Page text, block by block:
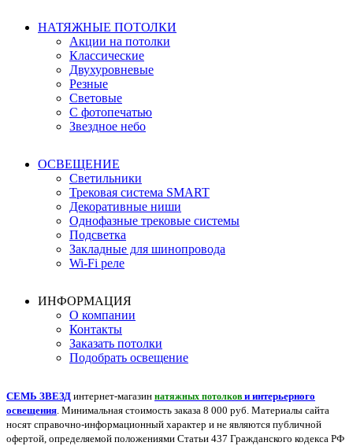
НАТЯЖНЫЕ ПОТОЛКИ
Акции на потолки
Классические
Двухуровневые
Резные
Световые
С фотопечатью
Звездное небо
ОСВЕЩЕНИЕ
Светильники
Трековая система SMART
Декоративные ниши
Однофазные трековые системы
Подсветка
Закладные для шинопровода
Wi-Fi реле
ИНФОРМАЦИЯ
О компании
Контакты
Заказать потолки
Подобрать освещение
СЕМЬ ЗВЕЗД интернет-магазин натяжных потолков и интерьерного
освещения. Минимальная стоимость заказа 8 000 руб. Материалы сайта
носят справочно-информационный характер и не являются публичной
офертой, определяемой положениями Статьи 437 Гражданского кодекса РФ